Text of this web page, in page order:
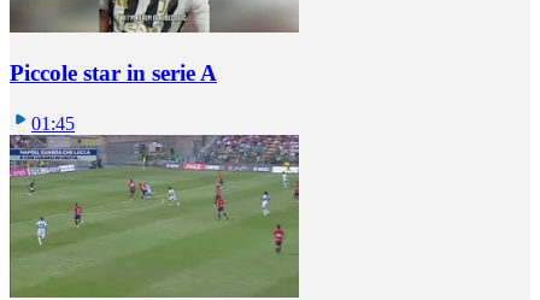
Piccole star in serie A
01:45